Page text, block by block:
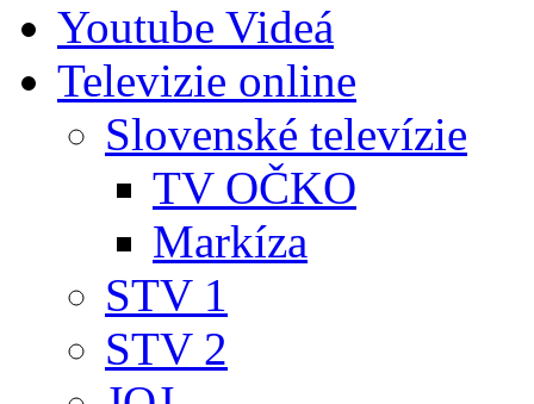
Youtube Videá
Televizie online
Slovenské televízie
TV OČKO
Markíza
STV 1
STV 2